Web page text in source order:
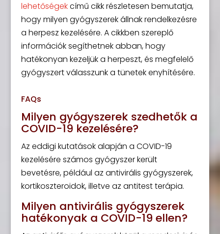
lehetőségekcímű cikk részletesen bemutatja,
hogy milyen gyógyszerek állnak rendelkezésre
a herpesz kezelésére. A cikkben szereplő
információk segíthetnek abban, hogy
hatékonyan kezeljük a herpeszt, és megfelelő
gyógyszert válasszunk a tünetek enyhítésére.
FAQs
Milyen gyógyszerek szedhetők a
COVID-19 kezelésére?
Az eddigi kutatások alapján a COVID-19
kezelésére számos gyógyszer került
bevetésre, például az antivirális gyógyszerek,
kortikoszteroidok, illetve az antitest terápia.
Milyen antivirális gyógyszerek
hatékonyak a COVID-19 ellen?